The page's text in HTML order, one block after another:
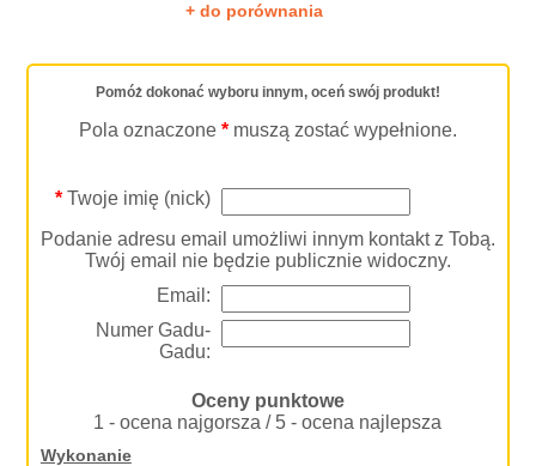
+ do porównania
Pomóż dokonać wyboru innym, oceń swój produkt!
Pola oznaczone * muszą zostać wypełnione.
*Twoje imię (nick)
Podanie adresu email umożliwi innym kontakt z Tobą.
Twój email nie będzie publicznie widoczny.
Email:
Numer Gadu-
Gadu:
Oceny punktowe
1 - ocena najgorsza / 5 - ocena najlepsza
Wykonanie